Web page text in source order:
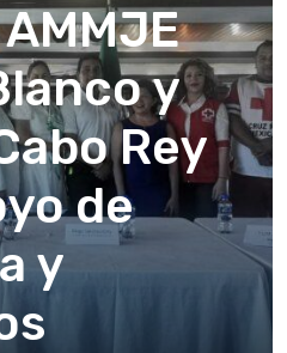
y
Rey
de
y